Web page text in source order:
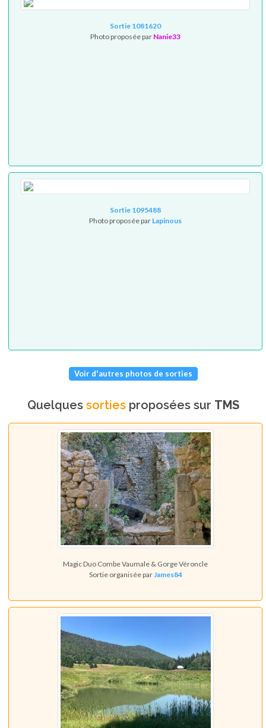
Sortie 1081620
Photo proposée par Nanie33
Sortie 1095488
Photo proposée par Lapinous
Voir d'autres photos de sorties
Quelques sortiesproposées sur TMS
Magic Duo Combe Vaumale & Gorge Véroncle
Sortie organisée parJames84